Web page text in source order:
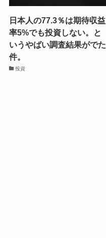
日本人の77.3％は期待収益
率5%でも投資しない。と
いうやばい調査結果がでた
件。
投資